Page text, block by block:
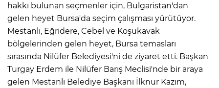
hakkı bulunan seçmenler için, Bulgaristan'dan
gelen heyet Bursa'da seçim çalışması yürütüyor.
Mestanlı, Eğridere, Cebel ve Koşukavak
bölgelerinden gelen heyet, Bursa temasları
sırasında Nilüfer Belediyesi'ni de ziyaret etti. Başkan
Turgay Erdem ile Nilüfer Barış Meclisi'nde bir araya
gelen Mestanlı Belediye Başkanı İlknur Kazım,